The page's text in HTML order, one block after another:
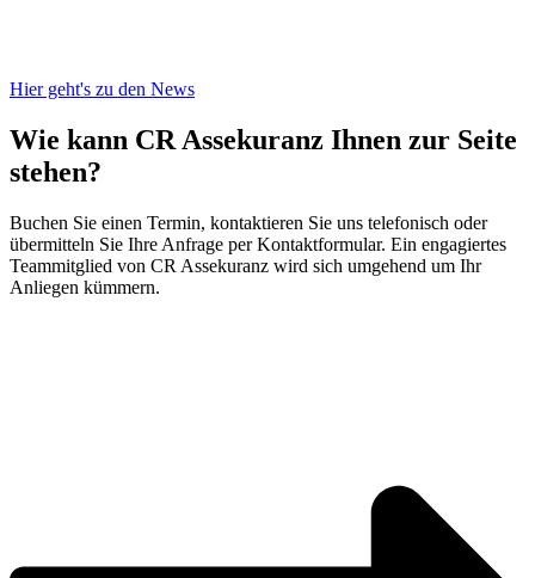
Hier geht's zu den News
Wie kann CR Assekuranz Ihnen zur Seite
stehen?
Buchen Sie einen Termin, kontaktieren Sie uns telefonisch oder
übermitteln Sie Ihre Anfrage per Kontaktformular. Ein engagiertes
Teammitglied von CR Assekuranz wird sich umgehend um Ihr
Anliegen kümmern.